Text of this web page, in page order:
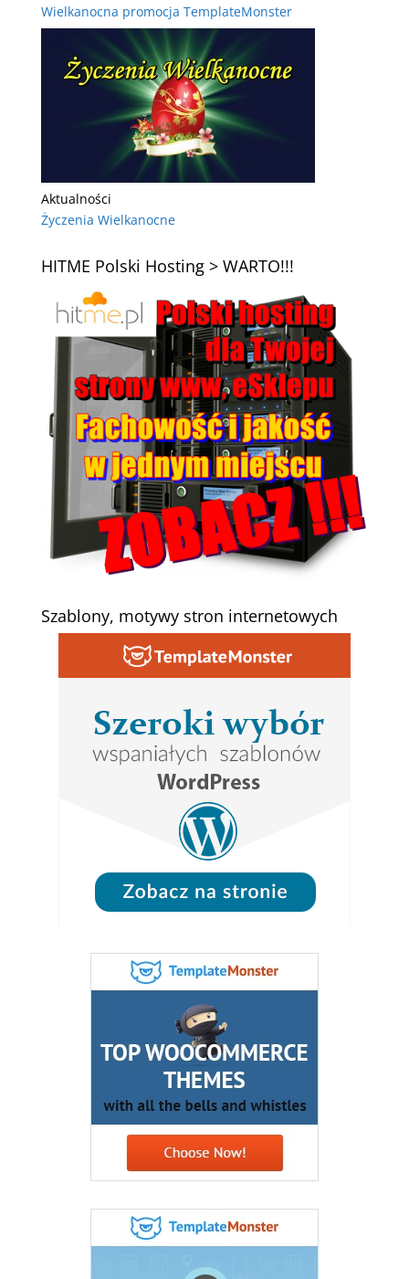
Wielkanocna promocja TemplateMonster
Aktualności
Życzenia Wielkanocne
HITME Polski Hosting > WARTO!!!
Szablony, motywy stron internetowych